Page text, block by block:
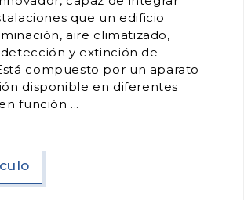
que un edificio
aire climatizado,
y extinción de
compuesto por un aparato
disponible en diferentes
función